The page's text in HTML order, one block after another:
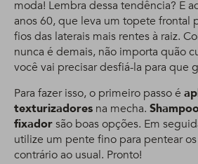
moda! Lembra dessa tendência? É
anos 60, que leva um topete frontal
fios das laterais mais rentes à raiz.
nunca é demais, não importa quão
você vai precisar desfiá-la para que
Para fazer isso, o primeiro passo é
texturizadores na mecha.
fixadorsão boas opções. Em
utilize um pente fino para pentear
contrário ao usual. Pronto!